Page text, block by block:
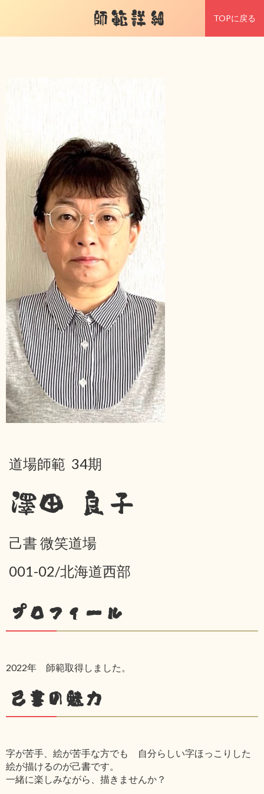
師範詳細 TOPに戻る
道場師範 34期
澤田 良子
己書 微笑道場
001-02/北海道西部
プロフィール
2022年 師範取得しました。
己書の魅力
字が苦手、絵が苦手な方でも 自分らしい字ほっこりした
絵が描けるのが己書です。
一緒に楽しみながら、描きませんか？